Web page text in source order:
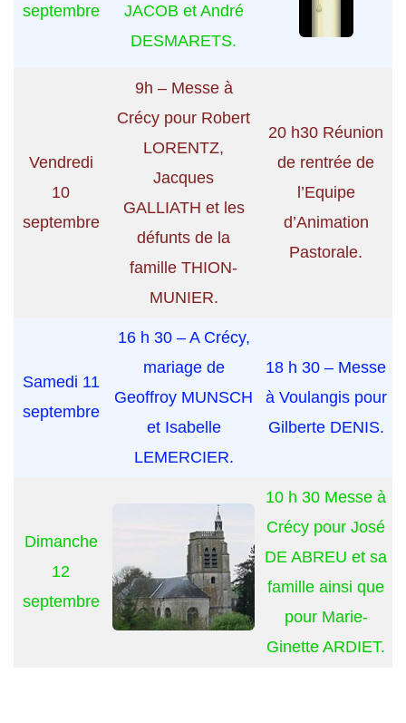
septembre
JACOB et André
DESMARETS.
Vendredi
10
septembre
9h – Messe à
Crécy pour Robert
LORENTZ,
Jacques
GALLIATH et les
défunts de la
famille THION-
MUNIER.
20 h30 Réunion
de rentrée de
l’Equipe
d’Animation
Pastorale.
Samedi 11
septembre
16 h 30 – A Crécy,
mariage de
Geoffroy MUNSCH
et Isabelle
LEMERCIER.
18 h 30 – Messe
à Voulangis pour
Gilberte DENIS.
Dimanche
12
septembre
10 h 30 Messe à
Crécy pour José
DE ABREU et sa
famille ainsi que
pour Marie-
Ginette ARDIET.